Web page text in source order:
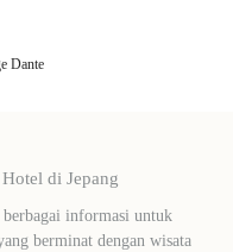
Dante
di Jepang
informasi untuk
berminat dengan wisata